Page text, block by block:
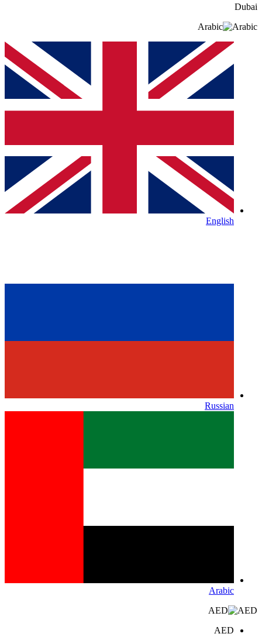
Dubai
Arabic
English
Russian
Arabic
AED
AED